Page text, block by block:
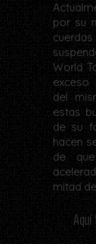
por su
World
exceso
del
estas
de su
hacen
de
mitad